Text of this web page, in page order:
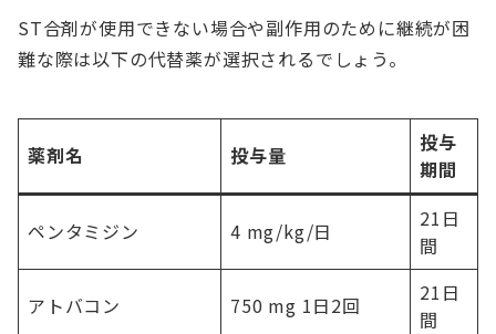
ST合剤が使用できない場合や副作用のために継続が困
難な際は以下の代替薬が選択されるでしょう。
薬剤名 投与量
投与
期間
ペンタミジン 4 mg/kg/日
21日
間
アトバコン 750 mg 1日2回
21日
間